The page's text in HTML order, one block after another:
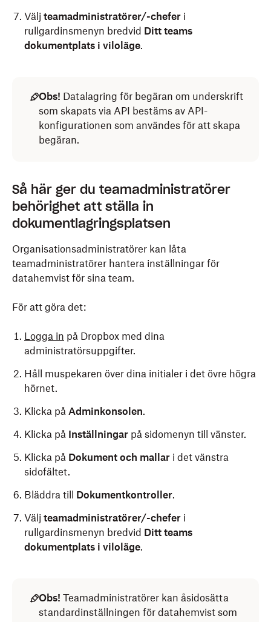
Välj teamadministratörer/-chefer i
rullgardinsmenyn bredvid Ditt teams
dokumentplats i viloläge.
Obs! Datalagring för begäran om underskrift
som skapats via API bestäms av API-
konfigurationen som användes för att skapa
begäran.
Så här ger du teamadministratörer
behörighet att ställa in
dokumentlagringsplatsen
Organisationsadministratörer kan låta
teamadministratörer hantera inställningar för
datahemvist för sina team.
För att göra det:
Logga in på Dropbox med dina
administratörsuppgifter.
Håll muspekaren över dina initialer i det övre högra
hörnet.
Klicka på Adminkonsolen.
Klicka på Inställningar på sidomenyn till vänster.
Klicka på Dokument och mallar i det vänstra
sidofältet.
Bläddra till Dokumentkontroller.
Välj teamadministratörer/-chefer i
rullgardinsmenyn bredvid Ditt teams
dokumentplats i viloläge.
Obs! Teamadministratörer kan åsidosätta
standardinställningen för datahemvist som